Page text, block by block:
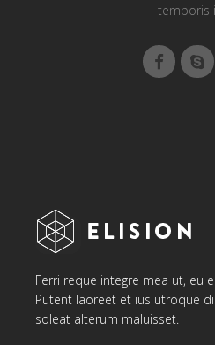
temporis
Ferri reque integre mea ut, eu
Putent laoreet et ius utroque
soleat alterum maluisset.